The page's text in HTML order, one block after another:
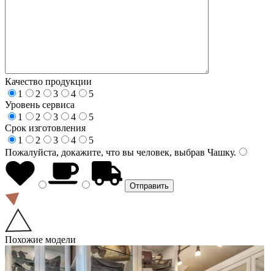
Качество продукции
1
2 3 4
5
Уровень сервиса
1
2 3 4
5
Срок изготовления
1
2 3 4
5
Пожалуйста, докажите, что вы человек, выбрав Чашку.
Похожие модели